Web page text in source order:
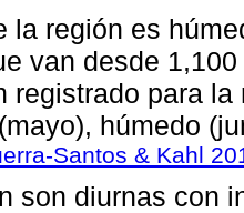
la región es
van desde
registrado para
húmedo
Santos & Kahl
son diurnas con